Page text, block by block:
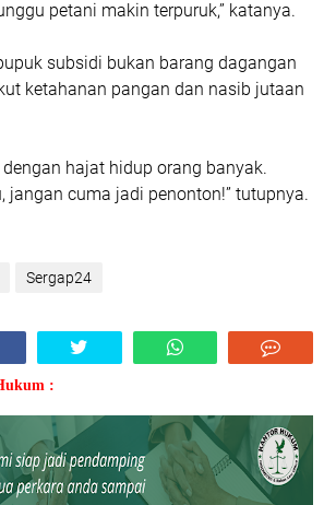
petani makin terpuruk,” katanya.
subsidi bukan barang dagangan
ketahanan pangan dan nasib jutaan
hajat hidup orang banyak.
jangan cuma jadi penonton!” tutupnya.
Sergap24
: